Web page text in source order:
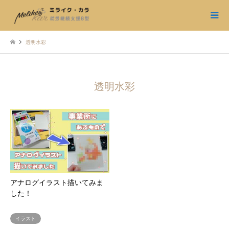
透明水彩
透明水彩
アナログイラスト描いてみま
した！
イラスト